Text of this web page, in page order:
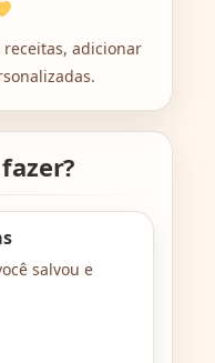
adicionar
salvou e